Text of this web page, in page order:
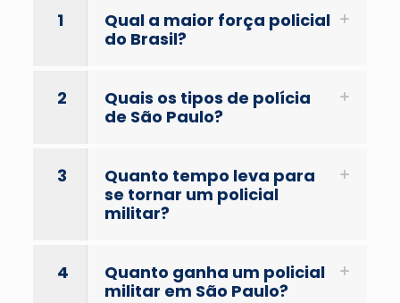
1
Qual a maior força policial
do Brasil?
2
Quais os tipos de polícia
de São Paulo?
3
Quanto tempo leva para
se tornar um policial
militar?
4
Quanto ganha um policial
militar em São Paulo?